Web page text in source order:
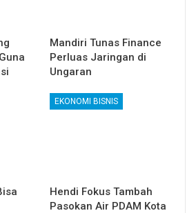
Mandiri Tunas Finance
Perluas Jaringan di
Ungaran
EKONOMI BISNIS
Hendi Fokus Tambah
Pasokan Air PDAM Kota